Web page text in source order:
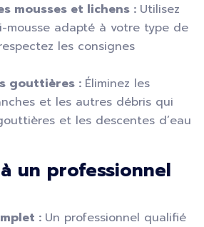
mousses et lichens : Utilisez
mousse adapté à votre type de
les consignes
gouttières : Éliminez les
et les autres débris qui
et les descentes d’eau
un professionnel
: Un professionnel qualifié